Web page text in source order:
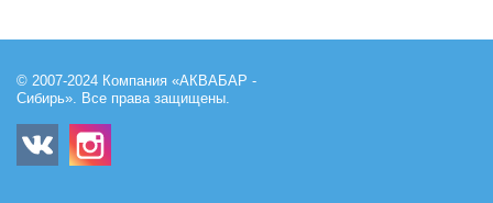
© 2007-2024 Компания «АКВАБАР -
Сибирь». Все права защищены.